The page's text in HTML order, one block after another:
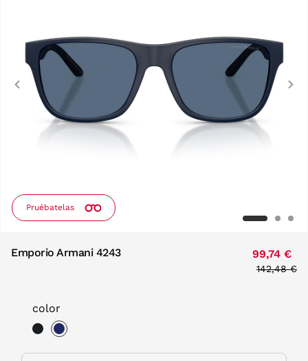
Pruébatelas
Previous
Emporio Armani 4243 99,74 €
Price
142,48 €
color